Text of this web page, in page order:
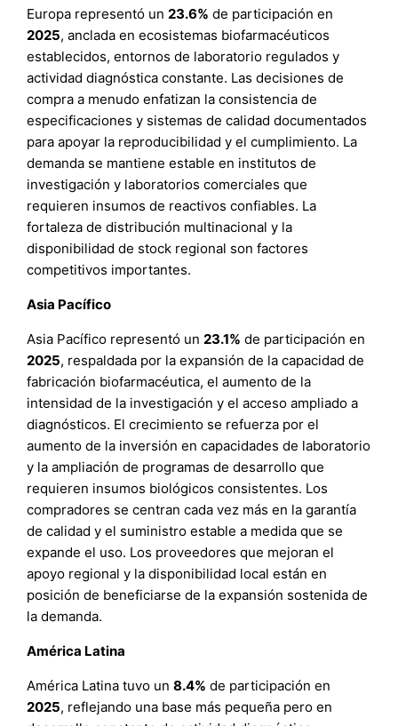
Europa representó un 23.6% de participación en
2025, anclada en ecosistemas biofarmacéuticos
establecidos, entornos de laboratorio regulados y
actividad diagnóstica constante. Las decisiones de
compra a menudo enfatizan la consistencia de
especificaciones y sistemas de calidad documentados
para apoyar la reproducibilidad y el cumplimiento. La
demanda se mantiene estable en institutos de
investigación y laboratorios comerciales que
requieren insumos de reactivos confiables. La
fortaleza de distribución multinacional y la
disponibilidad de stock regional son factores
competitivos importantes.
Asia Pacífico
Asia Pacífico representó un 23.1% de participación en
2025, respaldada por la expansión de la capacidad de
fabricación biofarmacéutica, el aumento de la
intensidad de la investigación y el acceso ampliado a
diagnósticos. El crecimiento se refuerza por el
aumento de la inversión en capacidades de laboratorio
y la ampliación de programas de desarrollo que
requieren insumos biológicos consistentes. Los
compradores se centran cada vez más en la garantía
de calidad y el suministro estable a medida que se
expande el uso. Los proveedores que mejoran el
apoyo regional y la disponibilidad local están en
posición de beneficiarse de la expansión sostenida de
la demanda.
América Latina
América Latina tuvo un8.4% de participación en
2025, reflejando una base más pequeña pero en